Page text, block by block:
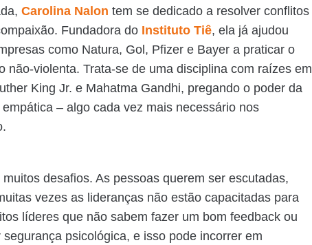
Carolina Nalon tem se dedicado a resolver conflitos
Fundadora do Instituto Tiê, ela já ajudou
como Natura, Gol, Pfizer e Bayer a praticar o
não-violenta. Trata-se de uma disciplina com raízes em
King Jr. e Mahatma Gandhi, pregando o poder da
– algo cada vez mais necessário nos
desafios. As pessoas querem ser escutadas,
vezes as lideranças não estão capacitadas para
líderes que não sabem fazer um bom feedback ou
psicológica, e isso pode incorrer em